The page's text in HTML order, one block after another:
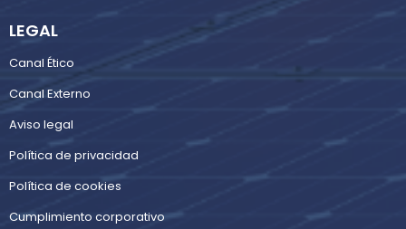
LEGAL
Canal Ético
Canal Externo
Aviso legal
Política de privacidad
Política de cookies
Cumplimiento corporativo